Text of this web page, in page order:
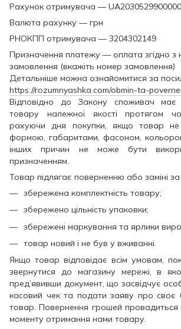
Рахунок отримувача —
Валюта рахунку — грн
РНОКПП отримувача — 3204302149
Призначення платежу — оплата згідно з
замовлення (вкажіть номер замовлення)
Детальніше можна ознайомитися за
https://rozumnyashka.com/obmin-ta-
Відповідно до Закону споживач
товару належної якості протягом
рахуючи дня покупки, якщо товар
формою, габаритами, фасоном,
інших причин не може бути
призначенням.
Товар підлягає поверненню або заміні
збережена комплектність товару;
збережено цільність упаковки;
збережені маркування та ярлики
товар новий і не був у вживанні.
Якщо товар відповідає всім умовам,
звернутися до магазину мережі, в
пред’явивши документ, що засвідчує
касовий чек та подати заяву про своє
товар. Повернення грошей провадиться
моменту отримання нами товару.